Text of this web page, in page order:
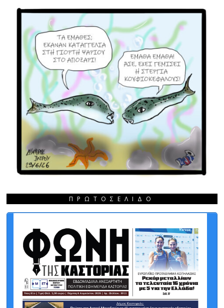
ΠΡΩΤΟΣΈΛΙΔΟ